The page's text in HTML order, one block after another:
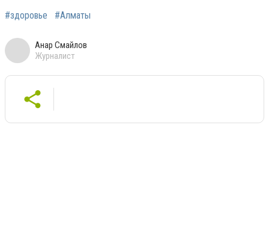
#здоровье #Алматы
Анар Смайлов
Журналист